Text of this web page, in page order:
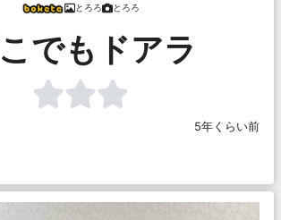
とろろ とろろ
でもドアラ
5年くらい前